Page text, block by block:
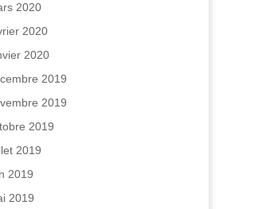
2020
2020
2020
2019
2019
2019
2019
2019
2019